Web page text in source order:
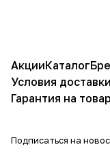
АкцииКаталог
Условия доставки
Гарантия на товар
Подписаться на